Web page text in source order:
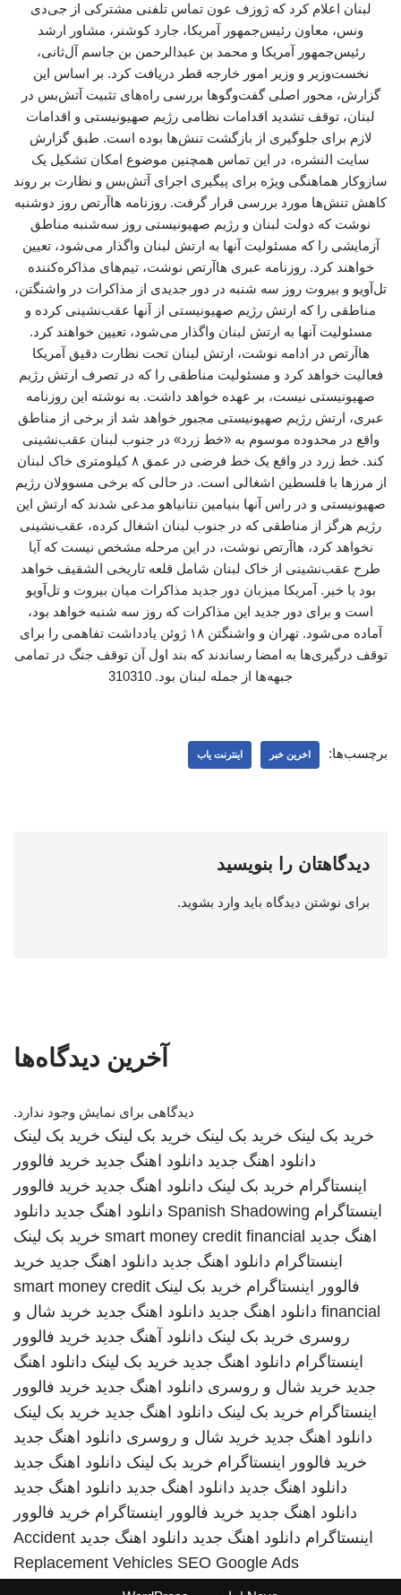
لبنان اعلام کرد که ژوزف عون تماس تلفنی مشترکی از جی‌دی
ونس، معاون رئیس‌جمهور آمریکا، جارد کوشنر، مشاور ارشد
رئیس‌جمهور آمریکا و محمد بن عبدالرحمن بن جاسم آل‌ثانی،
نخست‌وزیر و وزیر امور خارجه قطر دریافت کرد. بر اساس این
گزارش، محور اصلی گفت‌وگوها بررسی راه‌های تثبیت آتش‌بس در
لبنان، توقف تشدید اقدامات نظامی رژیم صهیونیستی و اقدامات
لازم برای جلوگیری از بازگشت تنش‌ها بوده است. طبق گزارش
سایت النشره، در این تماس همچنین موضوع امکان تشکیل یک
سازوکار هماهنگی ویژه برای پیگیری اجرای آتش‌بس و نظارت بر روند
کاهش تنش‌ها مورد بررسی قرار گرفت. روزنامه هاآرتص روز دوشنبه
نوشت که دولت لبنان و رژیم صهیونیستی روز سه‌شنبه مناطق
آزمایشی را که مسئولیت آنها به ارتش لبنان واگذار می‌شود، تعیین
خواهند کرد. روزنامه عبری هاآرتص نوشت، تیم‌های مذاکره‌کننده
تل‌آویو و بیروت روز سه شنبه در دور جدیدی از مذاکرات در واشنگتن،
مناطقی را که ارتش رژیم صهیونیستی از آنها عقب‌نشینی کرده و
مسئولیت آنها به ارتش لبنان واگذار می‌شود، تعیین خواهند کرد.
هاآرتص در ادامه نوشت، ارتش لبنان تحت نظارت دقیق آمریکا
فعالیت خواهد کرد و مسئولیت مناطقی را که در تصرف ارتش رژیم
صهیونیستی نیست، بر عهده خواهد داشت. به نوشته این روزنامه
عبری، ارتش رژیم صهیونیستی مجبور خواهد شد از برخی از مناطق
واقع در محدوده موسوم به «خط زرد» در جنوب لبنان عقب‌نشینی
کند. خط زرد در واقع یک خط فرضی در عمق ۸ کیلومتری خاک لبنان
از مرزها با فلسطین اشغالی است. در حالی که برخی مسوولان رژیم
صهیونیستی و در راس آنها بنیامین نتانیاهو مدعی شدند که ارتش این
رژیم هرگز از مناطقی که در جنوب لبنان اشغال کرده، عقب‌نشینی
نخواهد کرد، هاآرتص نوشت، در این مرحله مشخص نیست که آیا
طرح عقب‌نشینی از خاک لبنان شامل قلعه تاریخی الشقیف خواهد
بود یا خیر. آمریکا میزبان دور جدید مذاکرات میان بیروت و تل‌آویو
است و برای دور جدید این مذاکرات که روز سه شنبه خواهد بود،
آماده می‌شود. تهران و واشنگتن ۱۸ ژوئن یادداشت تفاهمی را برای
توقف درگیری‌ها به امضا رساندند که بند اول آن توقف جنگ در تمامی
جبهه‌ها از جمله لبنان بود. 310310
برچسب‌ها: اخرین خبر اینترنت یاب
دیدگاهتان را بنویسید
برای نوشتن دیدگاه باید وارد بشوید.
آخرین دیدگاه‌ها
دیدگاهی برای نمایش وجود ندارد.
خرید بک لینک خرید بک لینک خرید بک لینک خرید بک لینک
دانلود اهنگ جدید دانلود اهنگ جدید خرید فالوور
اینستاگرام خرید بک لینک دانلود اهنگ جدید خرید فالوور
اینستاگرام Spanish Shadowing دانلود اهنگ جدید دانلود
اهنگ جدید smart money credit financial خرید بک لینک
اینستاگرام دانلود اهنگ جدید دانلود اهنگ جدید خرید
فالوور اینستاگرام خرید بک لینک smart money credit
financial دانلود اهنگ جدید دانلود اهنگ جدید خرید شال و
روسری خرید بک لینک دانلود آهنگ جدید خرید فالوور
اینستاگرام دانلود اهنگ جدید خرید بک لینک دانلود اهنگ
جدید خرید شال و روسری دانلود اهنگ جدید خرید فالوور
اینستاگرام خرید بک لینک دانلود اهنگ جدید خرید بک لینک
دانلود اهنگ جدید خرید شال و روسری دانلود اهنگ جدید
خرید فالوور اینستاگرام خرید بک لینک دانلود اهنگ جدید
دانلود اهنگ جدید دانلود اهنگ جدید دانلود اهنگ جدید
دانلود اهنگ جدید خرید فالوور اینستاگرام خرید فالوور
اینستاگرام دانلود اهنگ جدید دانلود اهنگ جدید Accident
Replacement Vehicles SEO Google Ads